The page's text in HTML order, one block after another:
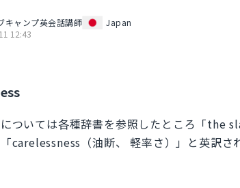
キャンプ英会話講師
Japan
12:43
については各種辞書を参照したところ「the
carelessness（油断、 軽率さ）」と英訳さ